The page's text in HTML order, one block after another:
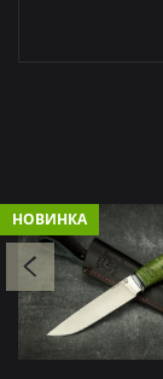
НОВИНКА